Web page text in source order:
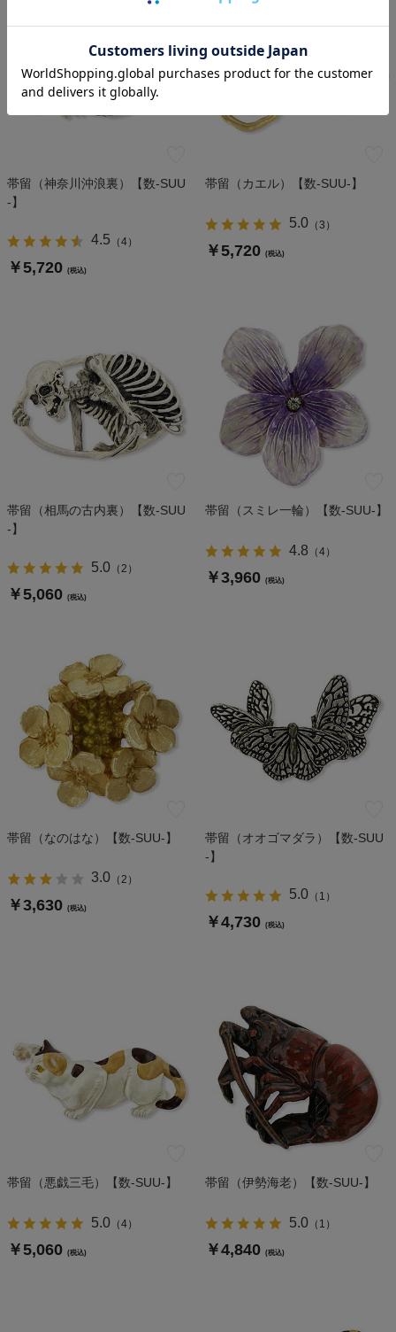
帯留（神奈川沖浪裏）【数-SUU
-】
4.5 （4）
￥5,720 (税込)
帯留（カエル）【数-SUU-】
5.0（3 ）
￥5,720 (税込)
帯留（相馬の古内裏）【数-SUU
-】
5.0（2 ）
￥5,060 (税込)
帯留（スミレ一輪）【数-SUU-】
4.8 （4）
￥3,960 (税込)
帯留（なのはな）【数-SUU-】
3.0（2 ）
￥3,630 (税込)
帯留（オオゴマダラ）【数-SUU
-】
5.0（ 1 ）
￥4,730 (税込)
帯留（悪戯三毛）【数-SUU-】
5.0（4）
￥5,060 (税込)
帯留（伊勢海老）【数-SUU-】
5.0（ 1 ）
￥4,840 (税込)